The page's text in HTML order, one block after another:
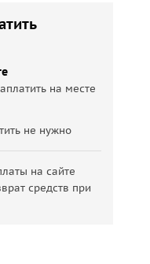
на месте
не нужно
на сайте
средств при